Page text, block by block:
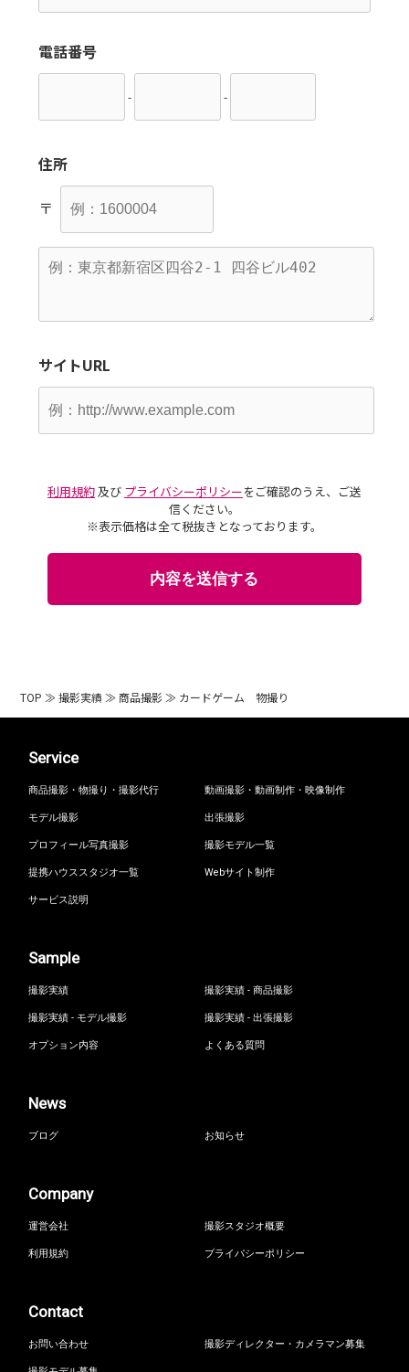
電話番号
- -
住所
〒
サイトURL
利用規約及び プライバシーポリシーをご確認のうえ、ご送
信ください。
※表示価格は全て税抜きとなっております。
TOP ≫撮影実績 ≫商品撮影 ≫ カードゲーム 物撮り
Service
商品撮影・物撮り・撮影代行
動画撮影・動画制作・映像制作
モデル撮影
出張撮影
プロフィール写真撮影
撮影モデル一覧
提携ハウススタジオ一覧
Webサイト制作
サービス説明
Sample
撮影実績
撮影実績 - 商品撮影
撮影実績 - モデル撮影
撮影実績 - 出張撮影
オプション内容
よくある質問
News
ブログ お知らせ
Company
運営会社
撮影スタジオ概要
利用規約
プライバシーポリシー
Contact
お問い合わせ
撮影ディレクター・カメラマン募集